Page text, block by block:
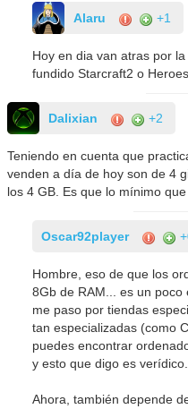
Alaru +1
Hoy en dia van atras por
fundido Starcraft2 o
Dalixian +2
Teniendo en cuenta que
venden a día de hoy son de 4
los 4 GB. Es que lo mínimo
Oscar92player
Hombre, eso de que los
8Gb de RAM... es un
me paso por tiendas
tan especializadas (como
puedes encontrar
y esto que digo es verídico.
Ahora, también depende